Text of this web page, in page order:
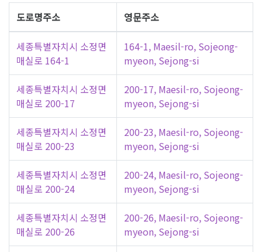
도로명주소 영문주소
세종특별자치시 소정면
매실로 164-1
164-1, Maesil-ro, Sojeong-
myeon, Sejong-si
세종특별자치시 소정면
매실로 200-17
200-17, Maesil-ro, Sojeong-
myeon, Sejong-si
세종특별자치시 소정면
매실로 200-23
200-23, Maesil-ro, Sojeong-
myeon, Sejong-si
세종특별자치시 소정면
매실로 200-24
200-24, Maesil-ro, Sojeong-
myeon, Sejong-si
세종특별자치시 소정면
매실로 200-26
200-26, Maesil-ro, Sojeong-
myeon, Sejong-si